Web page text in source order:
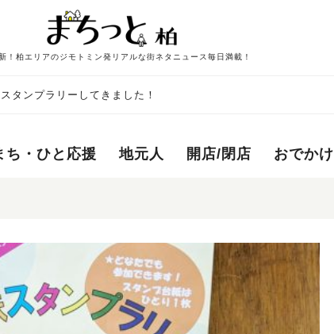
！柏エリアのジモトミン発リアルな街ネタニュース毎日満載！
タンプラリーしてきました！
ち・ひと応援 地元人 開店/閉店 おでかけ